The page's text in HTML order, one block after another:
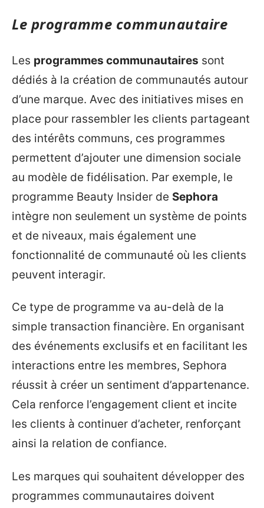
Le programme communautaire
Les programmes communautaires sont
dédiés à la création de communautés autour
d’une marque. Avec des initiatives mises en
place pour rassembler les clients partageant
des intérêts communs, ces programmes
permettent d’ajouter une dimension sociale
au modèle de fidélisation. Par exemple, le
programme Beauty Insider de Sephora
intègre non seulement un système de points
et de niveaux, mais également une
fonctionnalité de communauté où les clients
peuvent interagir.
Ce type de programme va au-delà de la
simple transaction financière. En organisant
des événements exclusifs et en facilitant les
interactions entre les membres, Sephora
réussit à créer un sentiment d’appartenance.
Cela renforce l’engagement client et incite
les clients à continuer d’acheter, renforçant
ainsi la relation de confiance.
Les marques qui souhaitent développer des
programmes communautaires doivent